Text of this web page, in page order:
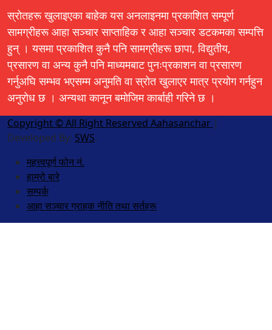
स्रोतहरू खुलाइएका बाहेक यस अनलाइनमा प्रकाशित सम्पूर्ण
सामग्रीहरू आहा सञ्चार साप्ताहिक र आहा सञ्चार डटकमका सम्पत्ति
हुन् । यसमा प्रकाशित कुनै पनि सामग्रीहरू छापा, विद्युतीय,
प्रसारण वा अन्य कुनै पनि माध्यमबाट पुनःप्रकाशन वा प्रसारण
गर्नुअघि सम्भव भएसम्म अनुमति वा स्रोत खुलाएर मात्र प्रयोग गर्नहुन
अनुरोध छ । अन्यथा कानून बमोजिम कार्बाही गरिने छ ।
Copyright © All Right Reserved Aahasanchar |
Developed By: SWS.
महत्त्वपूर्ण फोन नं.
हाम्रो बारे
सम्पर्क
आहा सञ्चार ग्राहक नीति तथा सर्तहरू